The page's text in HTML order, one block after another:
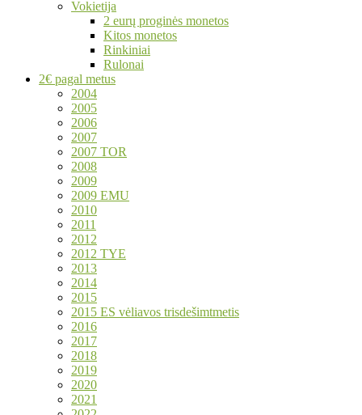
Vokietija
2 eurų proginės monetos
Kitos monetos
Rinkiniai
Rulonai
2€ pagal metus
2004
2005
2006
2007
2007 TOR
2008
2009
2009 EMU
2010
2011
2012
2012 TYE
2013
2014
2015
2015 ES vėliavos trisdešimtmetis
2016
2017
2018
2019
2020
2021